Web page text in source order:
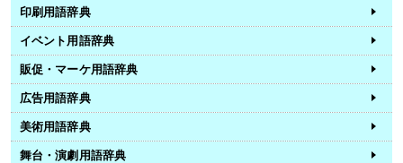
印刷用語辞典
イベント用語辞典
販促・マーケ用語辞典
広告用語辞典
美術用語辞典
舞台・演劇用語辞典